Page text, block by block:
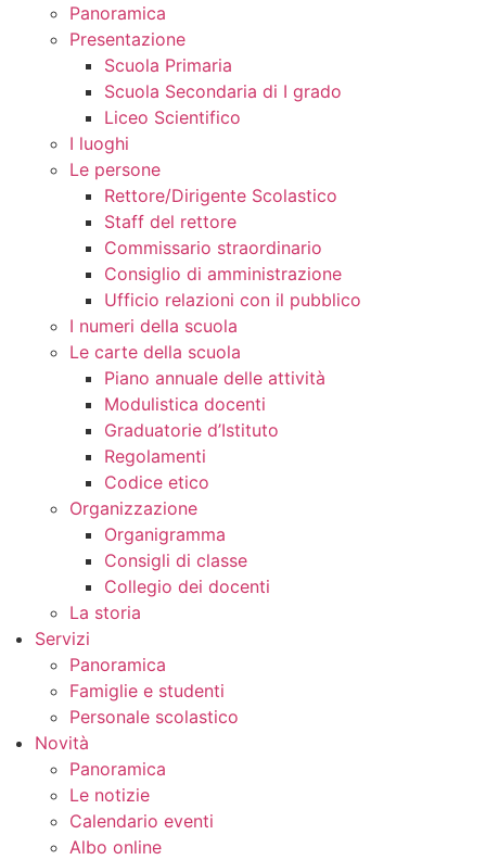
Panoramica
Presentazione
Scuola Primaria
Scuola Secondaria di I grado
Liceo Scientifico
I luoghi
Le persone
Rettore/Dirigente Scolastico
Staff del rettore
Commissario straordinario
Consiglio di amministrazione
Ufficio relazioni con il pubblico
I numeri della scuola
Le carte della scuola
Piano annuale delle attività
Modulistica docenti
Graduatorie d’Istituto
Regolamenti
Codice etico
Organizzazione
Organigramma
Consigli di classe
Collegio dei docenti
La storia
Servizi
Panoramica
Famiglie e studenti
Personale scolastico
Novità
Panoramica
Le notizie
Calendario eventi
Albo online